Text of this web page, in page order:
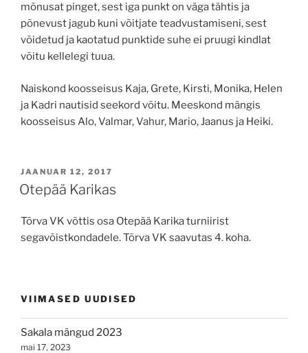
mõnusat pinget, sest iga punkt on väga tähtis ja
põnevust jagub kuni võitjate teadvustamiseni, sest
võidetud ja kaotatud punktide suhe ei pruugi kindlat
võitu kellelegi tuua.
Naiskond koosseisus Kaja, Grete, Kirsti, Monika, Helen
ja Kadri nautisid seekord võitu. Meeskond mängis
koosseisus Alo, Valmar, Vahur, Mario, Jaanus ja Heiki.
POSTED
ON
JAANUAR 12, 2017
Otepää Karikas
Tõrva VK võttis osa Otepää Karika turniirist
segavõistkondadele. Tõrva VK saavutas 4. koha.
VIIMASED UUDISED
Sakala mängud 2023
mai 17, 2023